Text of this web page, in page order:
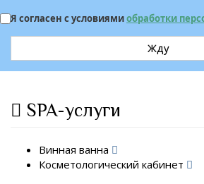
Я согласен с условиямиобработки
Жду
SPA-услуги
Винная ванна
Косметологический кабинет